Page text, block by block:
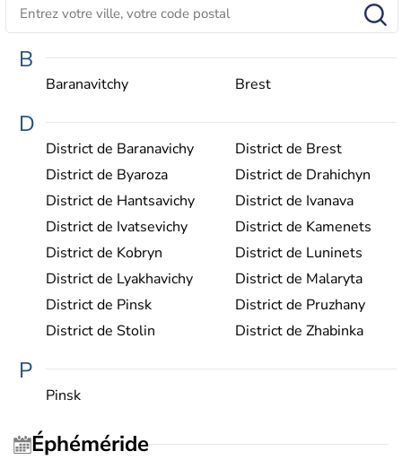
B
Baranavitchy Brest
D
District de Baranavichy
District de Brest
District de Byaroza
District de Drahichyn
District de Hantsavichy
District de Ivanava
District de Ivatsevichy
District de Kamenets
District de Kobryn
District de Luninets
District de Lyakhavichy
District de Malaryta
District de Pinsk
District de Pruzhany
District de Stolin
District de Zhabinka
P
Pinsk
Éphéméride